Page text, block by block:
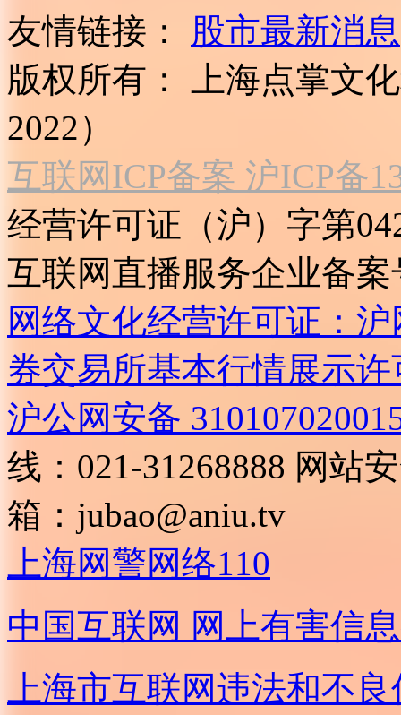
友情链接：
股市最新消息
版权所有：
上海点掌文
2022）
互联网ICP备案 沪ICP备
经营许可证（沪）字第
互联网直播服务企业备案
网络文化经营许可证：
券交易所基本行情展示许
沪公网安备
线：021-31268888 网站
箱： jubao@aniu.tv
上海网警网络110
中国互联网 网上有害信
上海市互联网违法和不